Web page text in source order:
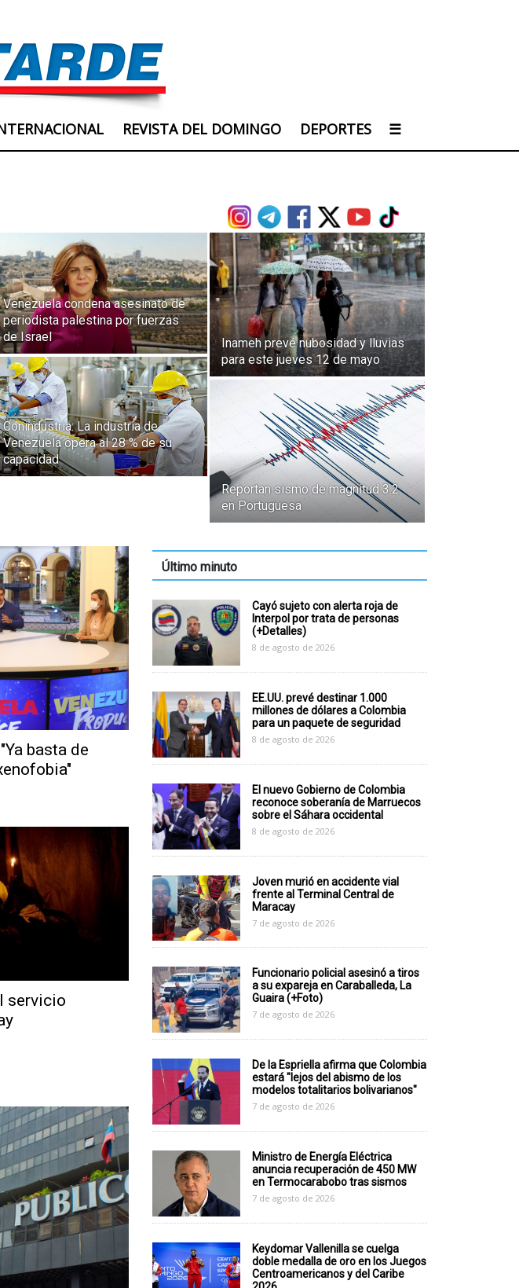
REVISTA DEL DOMINGO DEPORTES ☰
Venezuela condena asesinato de
periodista palestina por fuerzas
de Israel
Conindustria: La industria de
Venezuela opera al 28 % de su
capacidad
Inameh prevé nubosidad y lluvias
para este jueves 12 de mayo
Reportan sismo de magnitud 3.2
en Portuguesa
basta de
servicio
Último minuto
Cayó sujeto con alerta roja de
Interpol por trata de personas
(+Detalles)
8 de agosto de 2026
EE.UU. prevé destinar 1.000
millones de dólares a Colombia
para un paquete de seguridad
8 de agosto de 2026
El nuevo Gobierno de Colombia
reconoce soberanía de Marruecos
sobre el Sáhara occidental
8 de agosto de 2026
Joven murió en accidente vial
frente al Terminal Central de
Maracay
7 de agosto de 2026
Funcionario policial asesinó a tiros
a su expareja en Caraballeda, La
Guaira (+Foto)
7 de agosto de 2026
De la Espriella afirma que Colombia
estará "lejos del abismo de los
modelos totalitarios bolivarianos"
7 de agosto de 2026
Ministro de Energía Eléctrica
anuncia recuperación de 450 MW
en Termocarabobo tras sismos
7 de agosto de 2026
Keydomar Vallenilla se cuelga
doble medalla de oro en los Juegos
Centroamericanos y del Caribe